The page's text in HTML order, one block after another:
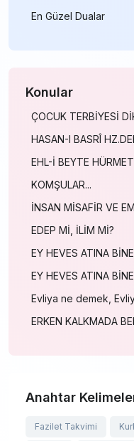
En Güzel Dualar
Konular
ÇOCUK TERBİYESİ
HASAN-I BASRÎ
EHL-İ BEYTE HÜRMET
KOMŞULAR...
İNSAN MİSAFİR VE
EDEP Mİ, İLİM Mİ?
EY HEVES ATINA
EY HEVES ATINA
Evliya ne demek,
ERKEN KALKMADA
Anahtar
Fazilet Takvimi